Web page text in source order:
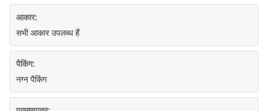
आकार:
सभी आकार उपलब्ध हैं
पैकिंग:
नग्न पैकिंग